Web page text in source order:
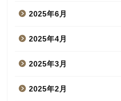
2025年6月
2025年4月
2025年3月
2025年2月